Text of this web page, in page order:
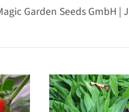
Garden Seeds GmbH